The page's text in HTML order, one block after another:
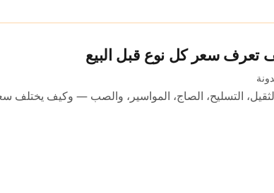
تعرف سعر كل نوع قبل البيع
التسليح، الصاج، المواسير، والصب — وكيف